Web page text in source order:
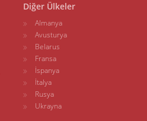
Diğer Ülkeler
Almanya
Avusturya
Belarus
Fransa
İspanya
İtalya
Rusya
Ukrayna